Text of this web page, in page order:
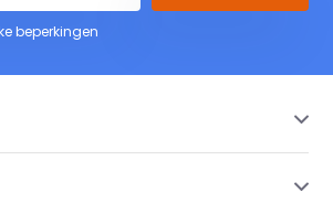
beperkingen